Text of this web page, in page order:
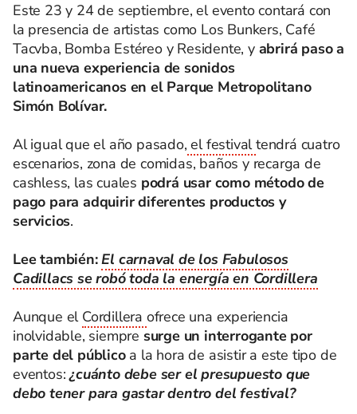
Este 23 y 24 de septiembre, el evento contará con
la presencia de artistas como Los Bunkers, Café
Tacvba, Bomba Estéreo y Residente, yabrirá paso a
una nueva experiencia de sonidos
latinoamericanos en el Parque Metropolitano
Simón Bolívar.
Al igual que el año pasado, el festivaltendrá cuatro
escenarios, zona de comidas, baños y recarga de
cashless, las cuales podrá usar como método de
pago para adquirir diferentes productos y
servicios.
Lee también:El carnaval de los Fabulosos
Cadillacs se robó toda la energía en Cordillera
Aunque el Cordillera ofrece una experiencia
inolvidable, siempre surge un interrogante por
parte del públicoa la hora de asistir a este tipo de
eventos: ¿cuánto debe ser el presupuesto que
debo tener para gastar dentro del festival?